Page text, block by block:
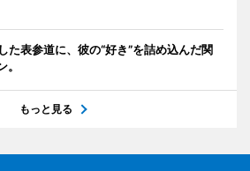
表参道に、彼の“好き”を詰め込んだ関
もっと見る